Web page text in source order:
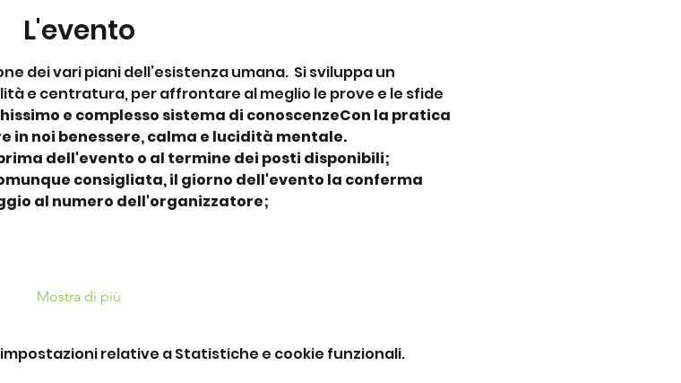
L'evento
dei vari piani dell’esistenza umana. Si sviluppa un
e centratura, per affrontare al meglio le prove e le sfide
e complesso sistema di conoscenzeCon la pratica
noi benessere, calma e lucidità mentale.
dell'evento o al termine dei posti disponibili;
consigliata, il giorno dell'evento la conferma
al numero dell'organizzatore;
Mostra di più
relative a Statistiche e cookie funzionali.